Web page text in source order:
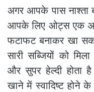
अगर आपके पास नाश्ता
आपके लिए ओट्स एक
फटाफट बनाकर खा
सारी सब्जियों को
और सुपर हेल्दी होता
खाने में स्वादिष्ट